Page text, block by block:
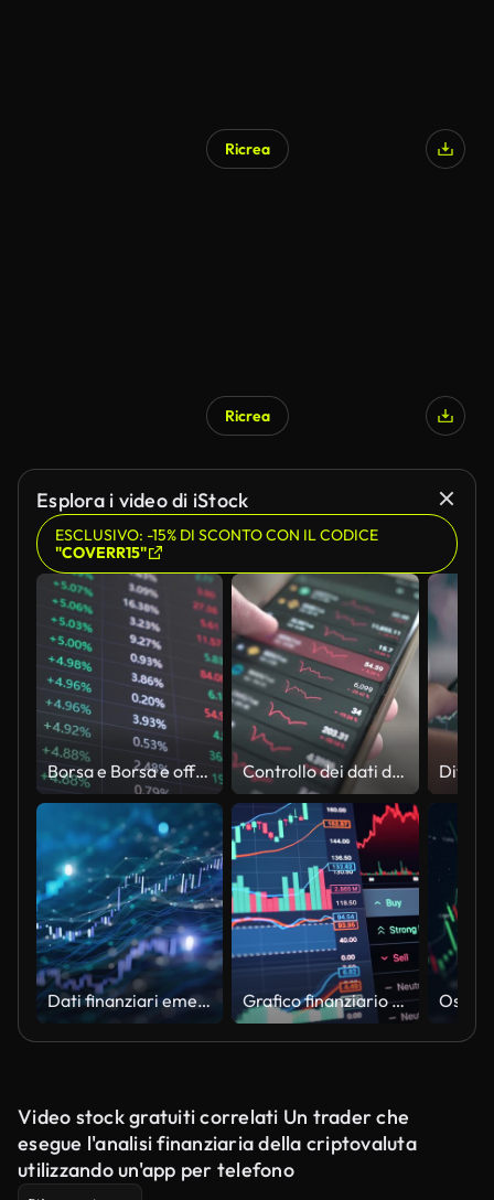
Ricrea
Ricrea
Esplora i video di iStock
ESCLUSIVO: -15% DI SCONTO CON IL CODICE
"COVERR15"
Borsa e Borsa e offerta, offerta, volume in mostra rapidi cambiamenti Controllo dei dati del mercato azionario o delle criptovalute sul telefono cellulare.
Dati finanziari emergenti - Mercato azionario, prosperità, mercato rialzista - Animazione di sfondo loopable - Versione blu Grafico finanziario in movimento, grafico di investimento, investimento in criptovalute, linee di dati che indicano un punto di cambiamento critico del mercato, visualizzazione della volatilità del mercato con l'intelligenza artificiale
Video stock gratuiti correlati Un trader che
esegue l'analisi finanziaria della criptovaluta
utilizzando un'app per telefono